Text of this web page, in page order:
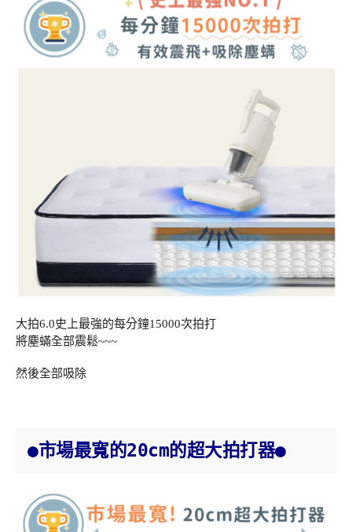
大拍6.0史上最強的每分鐘15000次拍打
將塵蟎全部震鬆~~~
然後全部吸除
●市場最寬的20cm的超大拍打器●